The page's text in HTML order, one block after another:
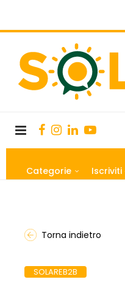
Categorie
Torna indietro
SOLAREB2B